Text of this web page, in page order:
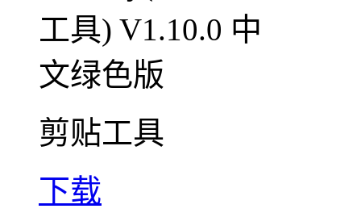
剪贴工具
下载